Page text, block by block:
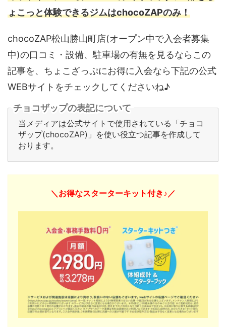
ょこっと体験できるジムはchocoZAPのみ！
chocoZAP松山勝山町店(オープン中で入会者募集
中)の口コミ・設備、駐車場の有無を見るならこの
記事を、ちょこざっぷにお得に入会なら下記の公式
WEBサイトをチェックしてくださいね♪
チョコザップの表記について
当メディアは公式サイトで使用されている「チョコ
ザップ(chocoZAP)」を使い役立つ記事を作成して
おります。
＼お得なスターターキット付き♪／